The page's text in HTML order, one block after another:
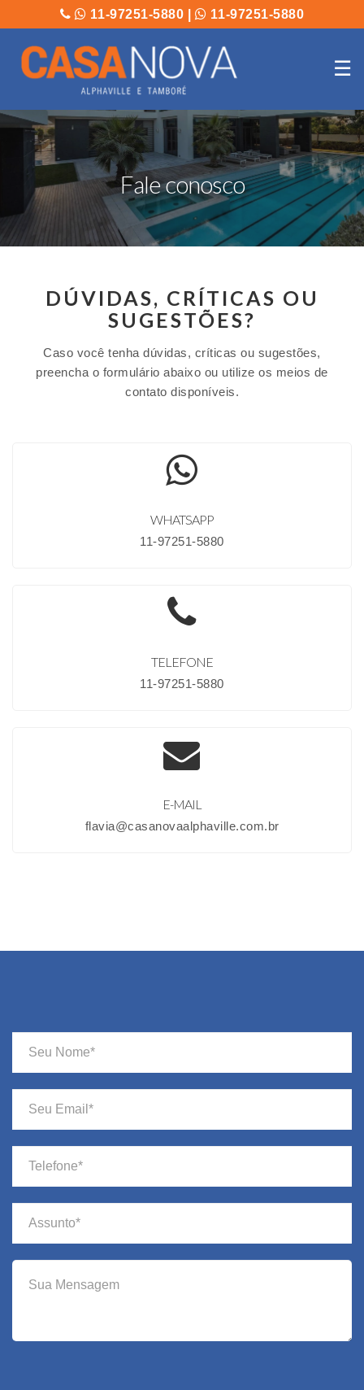
11-97251-5880 11-97251-5880
☰
Fale conosco
DÚVIDAS, CRÍTICAS OU
SUGESTÕES?
Caso você tenha dúvidas, críticas ou sugestões,
preencha o formulário abaixo ou utilize os meios de
contato disponíveis.
WHATSAPP
11-97251-5880
TELEFONE
11-97251-5880
E-MAIL
flavia@casanovaalphaville.com.br